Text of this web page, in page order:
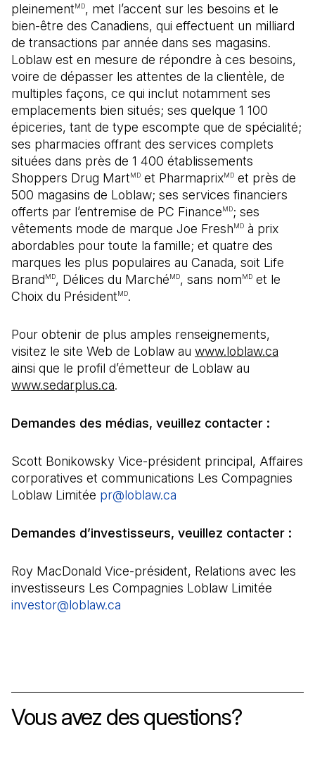
pleinementMD, met l’accent sur les besoins et le
bien-être des Canadiens, qui effectuent un milliard
de transactions par année dans ses magasins.
Loblaw est en mesure de répondre à ces besoins,
voire de dépasser les attentes de la clientèle, de
multiples façons, ce qui inclut notamment ses
emplacements bien situés; ses quelque 1 100
épiceries, tant de type escompte que de spécialité;
ses pharmacies offrant des services complets
situées dans près de 1 400 établissements
Shoppers Drug MartMD et PharmaprixMD et près de
500 magasins de Loblaw; ses services financiers
offerts par l’entremise de PC FinanceMD; ses
vêtements mode de marque Joe FreshMD à prix
abordables pour toute la famille; et quatre des
marques les plus populaires au Canada, soit Life
BrandMD, Délices du MarchéMD, sans nomMD et le
Choix du PrésidentMD.
Pour obtenir de plus amples renseignements,
visitez le site Web de Loblaw au www.loblaw.ca
ainsi que le profil d’émetteur de Loblaw au
www.sedarplus.ca.
Demandes des médias, veuillez contacter :
Scott Bonikowsky Vice-président principal, Affaires
corporatives et communications Les Compagnies
Loblaw Limitée pr@loblaw.ca
Demandes d’investisseurs, veuillez contacter :
Roy MacDonald Vice-président, Relations avec les
investisseurs Les Compagnies Loblaw Limitée
investor@loblaw.ca
Vous avez des questions?